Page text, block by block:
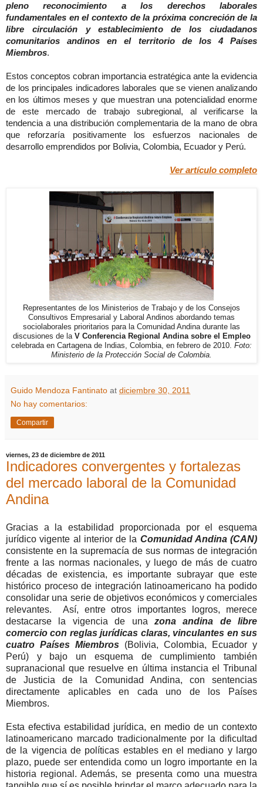
pleno reconocimiento a los derechos laborales
fundamentales en el contexto de la próxima concreción de la
libre circulación y establecimiento de los ciudadanos
comunitarios andinos en el territorio de los 4 Países
Miembros.
Estos conceptos cobran importancia estratégica ante la evidencia
de los principales indicadores laborales que se vienen analizando
en los últimos meses y que muestran una potencialidad enorme
de este mercado de trabajo subregional, al verificarse la
tendencia a una distribución complementaria de la mano de obra
que reforzaría positivamente los esfuerzos nacionales de
desarrollo emprendidos por Bolivia, Colombia, Ecuador y Perú.
Ver artículo completo
Representantes de los Ministerios de Trabajo y de los Consejos
Consultivos Empresarial y Laboral Andinos abordando temas
sociolaborales prioritarios para la Comunidad Andina durante las
discusiones de la V Conferencia Regional Andina sobre el Empleo
celebrada en Cartagena de Indias, Colombia, en febrero de 2010. Foto:
Ministerio de la Protección Social de Colombia.
Guido Mendoza Fantinato at diciembre 30, 2011
No hay comentarios:
Compartir
viernes, 23 de diciembre de 2011
Indicadores convergentes y fortalezas
del mercado laboral de la Comunidad
Andina
Gracias a la estabilidad proporcionada por el esquema
jurídico vigente al interior de la Comunidad Andina (CAN)
consistente en la supremacía de sus normas de integración
frente a las normas nacionales, y luego de más de cuatro
décadas de existencia, es importante subrayar que este
histórico proceso de integración latinoamericano ha podido
consolidar una serie de objetivos económicos y comerciales
relevantes. Así, entre otros importantes logros, merece
destacarse la vigencia de una zona andina de libre
comercio con reglas jurídicas claras, vinculantes en sus
cuatro Países Miembros (Bolivia, Colombia, Ecuador y
Perú) y bajo un esquema de cumplimiento también
supranacional que resuelve en última instancia el Tribunal
de Justicia de la Comunidad Andina, con sentencias
directamente aplicables en cada uno de los Países
Miembros.
Esta efectiva estabilidad jurídica, en medio de un contexto
latinoamericano marcado tradicionalmente por la dificultad
de la vigencia de políticas estables en el mediano y largo
plazo, puede ser entendida como un logro importante en la
historia regional. Además, se presenta como una muestra